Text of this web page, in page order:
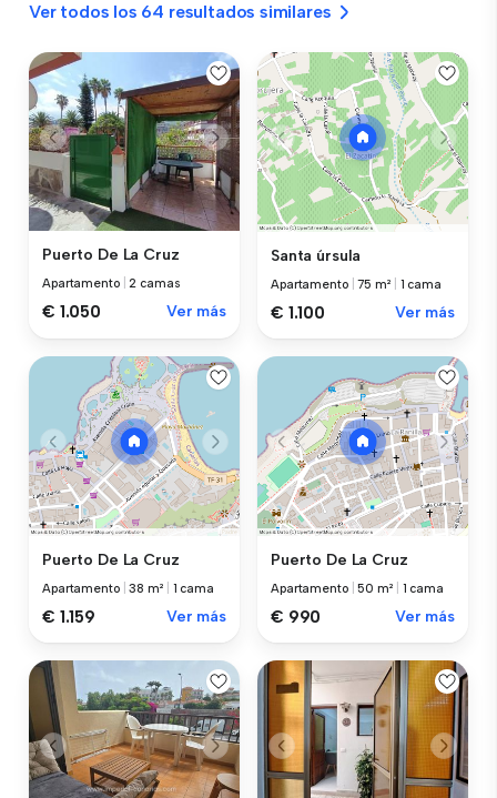
Ver todos los 64 resultados similares
Puerto De La Cruz
Apartamento |2 camas
€ 1.050 Ver más
Santa úrsula
Apartamento |75 m² 1 cama
€ 1.100 Ver más
Puerto De La Cruz
Apartamento |38 m² 1 cama
€ 1.159 Ver más
Puerto De La Cruz
Apartamento |50 m² 1 cama
€ 990 Ver más